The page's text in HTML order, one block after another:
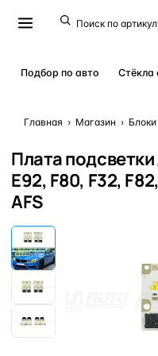
Подбор по авто Стёкла
Главная › Магазин ›
Плата
E92, F80, F32,
AFS